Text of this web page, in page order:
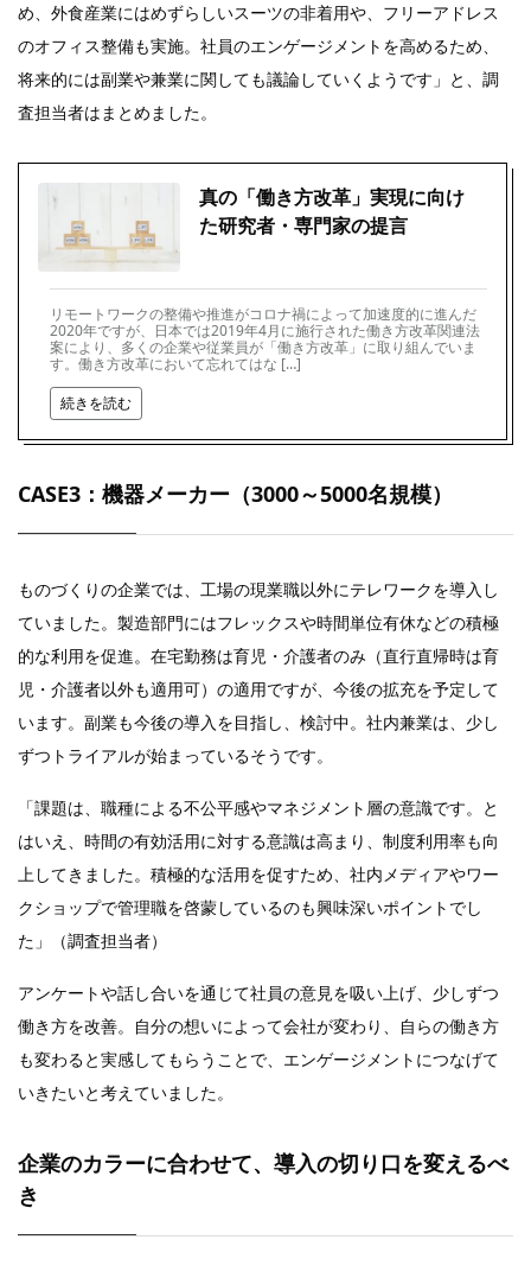
め、外食産業にはめずらしいスーツの非着用や、フリーアドレス
のオフィス整備も実施。社員のエンゲージメントを高めるため、
将来的には副業や兼業に関しても議論していくようです」と、調
査担当者はまとめました。
真の「働き方改革」実現に向け
た研究者・専門家の提言
リモートワークの整備や推進がコロナ禍によって加速度的に進んだ
2020年ですが、日本では2019年4月に施行された働き方改革関連法
案により、多くの企業や従業員が「働き方改革」に取り組んでいま
す。働き方改革において忘れてはな […]
続きを読む
CASE3：機器メーカー（3000～5000名規模）
ものづくりの企業では、工場の現業職以外にテレワークを導入し
ていました。製造部門にはフレックスや時間単位有休などの積極
的な利用を促進。在宅勤務は育児・介護者のみ（直行直帰時は育
児・介護者以外も適用可）の適用ですが、今後の拡充を予定して
います。副業も今後の導入を目指し、検討中。社内兼業は、少し
ずつトライアルが始まっているそうです。
「課題は、職種による不公平感やマネジメント層の意識です。と
はいえ、時間の有効活用に対する意識は高まり、制度利用率も向
上してきました。積極的な活用を促すため、社内メディアやワー
クショップで管理職を啓蒙しているのも興味深いポイントでし
た」（調査担当者）
アンケートや話し合いを通じて社員の意見を吸い上げ、少しずつ
働き方を改善。自分の想いによって会社が変わり、自らの働き方
も変わると実感してもらうことで、エンゲージメントにつなげて
いきたいと考えていました。
企業のカラーに合わせて、導入の切り口を変えるべ
き